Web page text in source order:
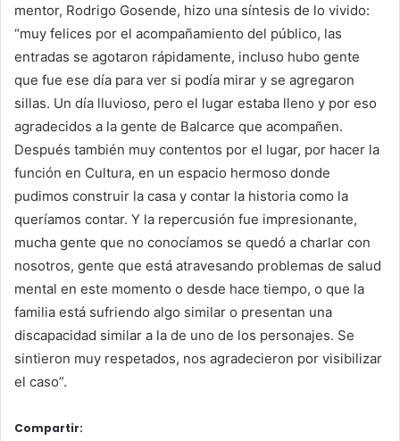
mentor, Rodrigo Gosende, hizo una síntesis de lo vivido:
“muy felices por el acompañamiento del público, las
entradas se agotaron rápidamente, incluso hubo gente
que fue ese día para ver si podía mirar y se agregaron
sillas. Un día lluvioso, pero el lugar estaba lleno y por eso
agradecidos a la gente de Balcarce que acompañen.
Después también muy contentos por el lugar, por hacer la
función en Cultura, en un espacio hermoso donde
pudimos construir la casa y contar la historia como la
queríamos contar. Y la repercusión fue impresionante,
mucha gente que no conocíamos se quedó a charlar con
nosotros, gente que está atravesando problemas de salud
mental en este momento o desde hace tiempo, o que la
familia está sufriendo algo similar o presentan una
discapacidad similar a la de uno de los personajes. Se
sintieron muy respetados, nos agradecieron por visibilizar
el caso”.
Compartir: